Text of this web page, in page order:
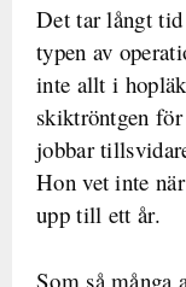
Det tar långt
typen av
inte allt i
skiktröntgen
jobbar
Hon vet inte
upp till ett år.
Som så många